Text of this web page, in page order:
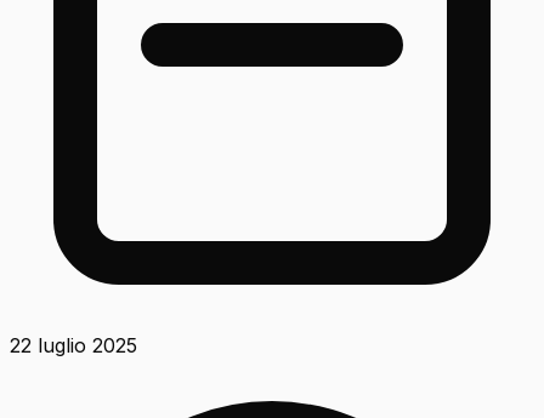
22 luglio 2025